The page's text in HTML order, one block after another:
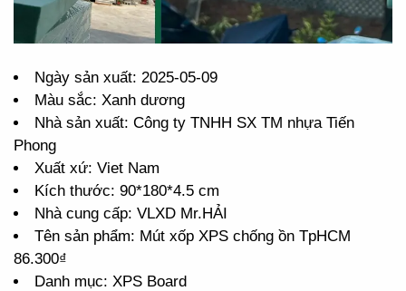
Ngày sản xuất: 2025-05-09
Màu sắc: Xanh dương
Nhà sản xuất: Công ty TNHH SX TM nhựa Tiến
Phong
Xuất xứ: Viet Nam
Kích thước: 90*180*4.5 cm
Nhà cung cấp: VLXD Mr.HẢI
Tên sản phẩm: Mút xốp XPS chống ồn TpHCM
86.300₫
Danh mục: XPS Board